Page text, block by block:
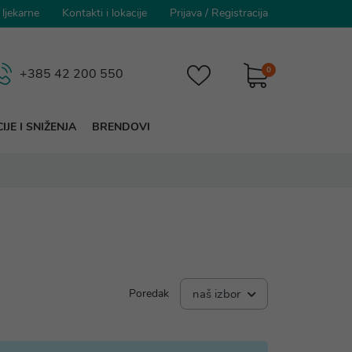
Kontakti i lokacije Prijava / Registracija
0
+385 42 200 550
I SNIŽENJA BRENDOVI
Poredak naš izbor